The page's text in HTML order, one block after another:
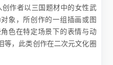
作者以三国题材中的女性武
象，所创作的一组插画或图
色在特定场景下的表情与动
等，此类创作在二次元文化圈